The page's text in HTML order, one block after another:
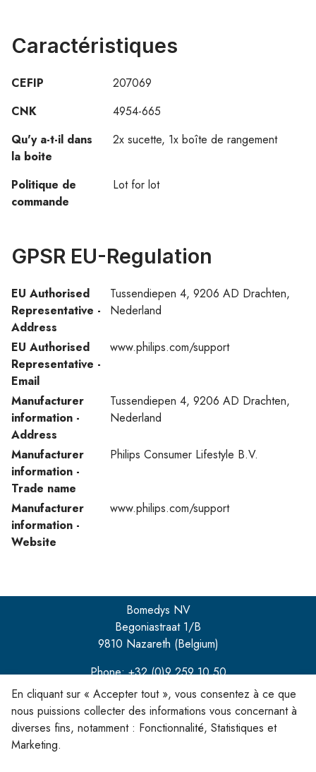
Caractéristiques
CEFIP
207069
CNK
4954-665
Qu'y a-t-il dans
la boite
2x sucette, 1x boîte de rangement
Politique de
commande
Lot for lot
GPSR EU-Regulation
EU Authorised
Representative -
Address
Tussendiepen 4, 9206 AD Drachten,
Nederland
EU Authorised
Representative -
Email
www.philips.com/support
Manufacturer
information -
Address
Tussendiepen 4, 9206 AD Drachten,
Nederland
Manufacturer
information -
Trade name
Philips Consumer Lifestyle B.V.
Manufacturer
information -
Website
www.philips.com/support
Bomedys NV
Begoniastraat 1/B
9810 Nazareth (Belgium)
Phone: +32 (0)9 259 10 50
info@bomedys.be
En cliquant sur « Accepter tout », vous consentez à ce que
nous puissions collecter des informations vous concernant à
diverses fins, notamment : Fonctionnalité, Statistiques et
Marketing.